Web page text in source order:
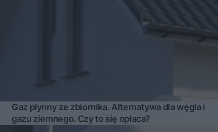
Gaz płynny ze zbiornika. Alternatywa dla węgla i
gazu ziemnego. Czy to się opłaca?